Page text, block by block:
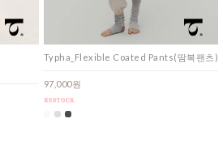
Typha_Flexible Coated Pants(땀복팬츠)
97,000원